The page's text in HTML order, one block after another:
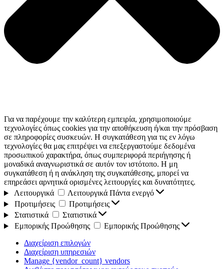
Για να παρέχουμε την καλύτερη εμπειρία, χρησιμοποιούμε
τεχνολογίες όπως cookies για την αποθήκευση ή/και την πρόσβαση
σε πληροφορίες συσκευών. Η συγκατάθεση για τις εν λόγω
τεχνολογίες θα μας επιτρέψει να επεξεργαστούμε δεδομένα
προσωπικού χαρακτήρα, όπως συμπεριφορά περιήγησης ή
μοναδικά αναγνωριστικά σε αυτόν τον ιστότοπο. Η μη
συγκατάθεση ή η ανάκληση της συγκατάθεσης, μπορεί να
επηρεάσει αρνητικά ορισμένες λειτουργίες και δυνατότητες.
Λειτουργικά
Λειτουργικά Πάντα ενεργό
Προτιμήσεις
Προτιμήσεις
Στατιστικά
Στατιστικά
Εμπορικής Προώθησης
Εμπορικής Προώθησης
Διαχείριση επιλογών
Διαχείριση υπηρεσιών
Manage {vendor_count} vendors